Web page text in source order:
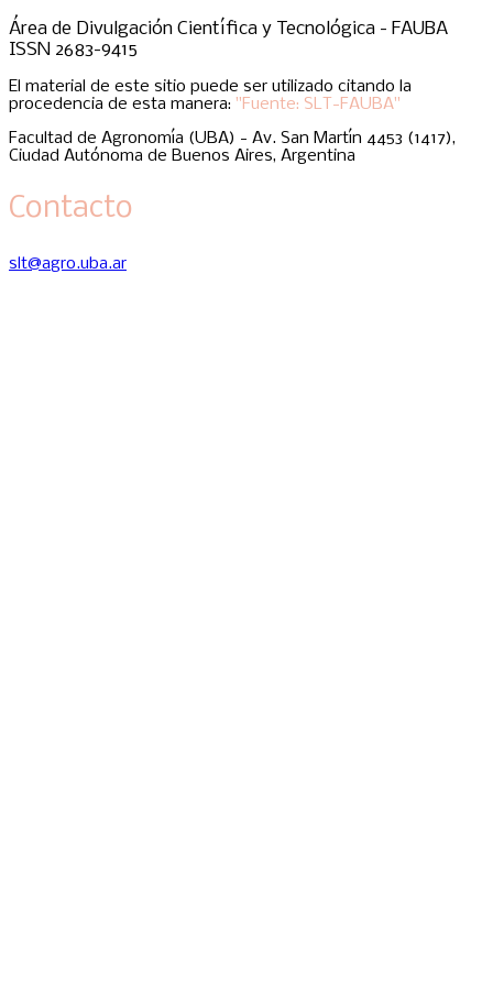
Área de Divulgación Científica y Tecnológica - FAUBA
ISSN 2683-9415
El material de este sitio puede ser utilizado citando la
procedencia de esta manera: "Fuente: SLT-FAUBA"
Facultad de Agronomía (UBA) - Av. San Martín 4453 (1417),
Ciudad Autónoma de Buenos Aires, Argentina
Contacto
slt@agro.uba.ar